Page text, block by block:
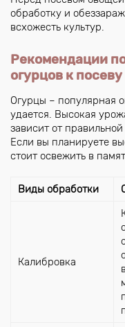
обработку и
всхожесть культур.
Рекомендации
огурцов к
Огурцы – популярная
удается. Высокая
зависит от
Если вы планируете
стоит освежить в
Виды обработки
Калибровка